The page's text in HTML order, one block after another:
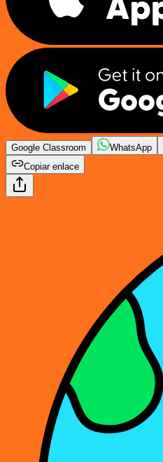
Google Classroom WhatsApp
Copiar enlace